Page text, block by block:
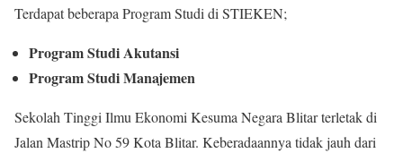
Terdapat beberapa Program Studi di STIEKEN;
Program Studi Akutansi
Program Studi Manajemen
Sekolah Tinggi Ilmu Ekonomi Kesuma Negara Blitar terletak di
Jalan Mastrip No 59 Kota Blitar. Keberadaannya tidak jauh dari